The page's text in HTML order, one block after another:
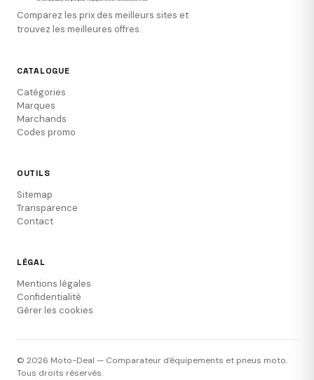
Comparez les prix des meilleurs sites et
trouvez les meilleures offres.
CATALOGUE
Catégories
Marques
Marchands
Codes promo
OUTILS
Sitemap
Transparence
Contact
LÉGAL
Mentions légales
Confidentialité
Gérer les cookies
© 2026 Moto-Deal — Comparateur d'équipements et pneus moto.
Tous droits réservés.